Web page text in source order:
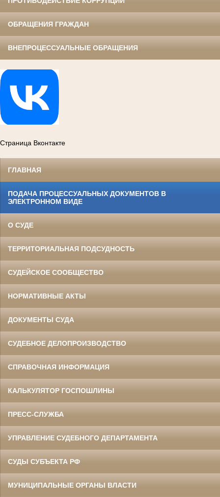
ОБРАЩЕНИЯ ГРАЖДАН
ВНЕПРОЦЕССУАЛЬНЫЕ ОБРАЩЕНИЯ
Страница Вконтакте
ГЛАВНАЯ
ПОДАЧА ПРОЦЕССУАЛЬНЫХ ДОКУМЕНТОВ В
ЭЛЕКТРОННОМ ВИДЕ
О СУДЕ
ТЕРРИТОРИАЛЬНАЯ ПОДСУДНОСТЬ
СУДЕЙСКОЕ СООБЩЕСТВО
НОРМАТИВНЫЕ АКТЫ
ДОКУМЕНТЫ СУДА
СУДЕБНОЕ ДЕЛОПРОИЗВОДСТВО
СПРАВОЧНАЯ ИНФОРМАЦИЯ
КАЛЬКУЛЯТОР ГОСПОШЛИНЫ
ПРЕСС-СЛУЖБА
УПРАВЛЕНИЕ СУДЕБНОГО ДЕПАРТАМЕНТА
СУДЫ СУБЪЕКТА РФ
МУНИЦИПАЛЬНЫЕ ОРГАНЫ ВЛАСТИ